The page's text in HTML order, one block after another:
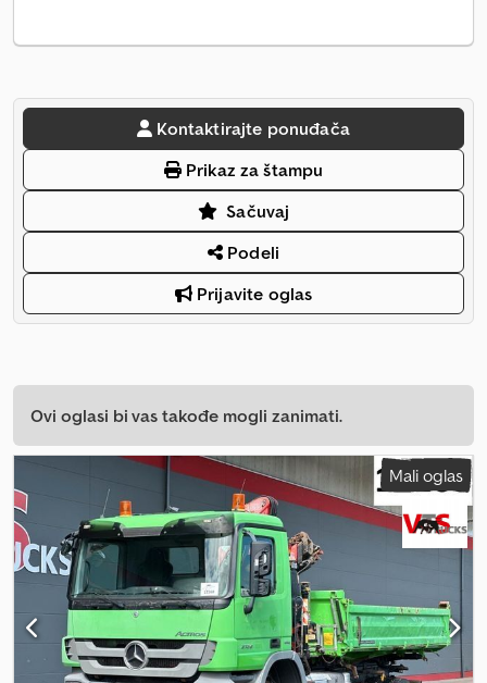
Kontaktirajte ponuđača
Prikaz za štampu
Sačuvaj
Podeli
Prijavite oglas
Ovi oglasi bi vas takođe mogli zanimati.
Mali oglas